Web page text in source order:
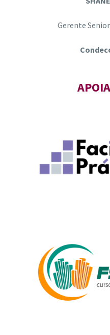
Gerente Senior